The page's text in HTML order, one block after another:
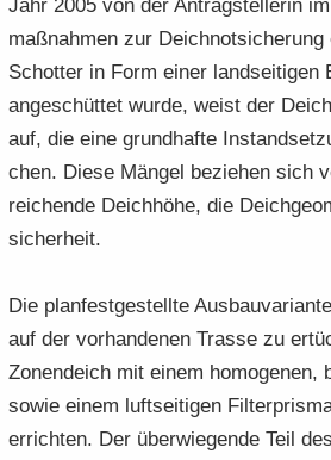
Jahr 2005 von der An­trag­stel­le­rin
maß­nah­men zur Deich­not­si­che­rung
Schot­ter in Form einer land­sei­ti­gen
an­ge­schüt­tet wurde, weist der
auf, die eine grund­haf­te
chen. Diese Män­gel be­zie­hen sich
rei­chen­de Deich­hö­he, die
si­cher­heit.
Die plan­fest­ge­stell­te
auf der vor­han­de­nen Tras­se zu
Zonendeich mit einem ho­mo­ge­nen,
sowie einem luft­sei­ti­gen
er­rich­ten. Der über­wie­gen­de Teil